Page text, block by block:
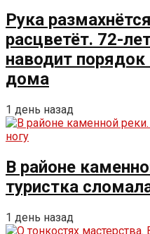
Рука
расцветёт. 72-
наводит порядок
дома
1 день назад
В районе
туристка
1 день назад